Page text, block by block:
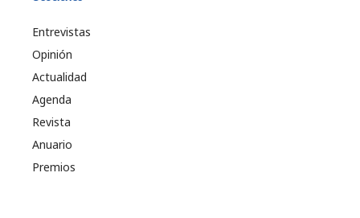
Entrevistas
Opinión
Actualidad
Agenda
Revista
Anuario
Premios